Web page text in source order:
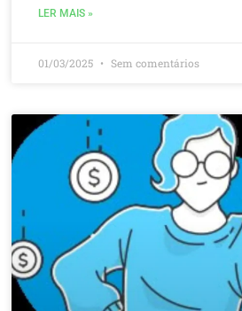
LER MAIS »
01/03/2025 Sem comentários